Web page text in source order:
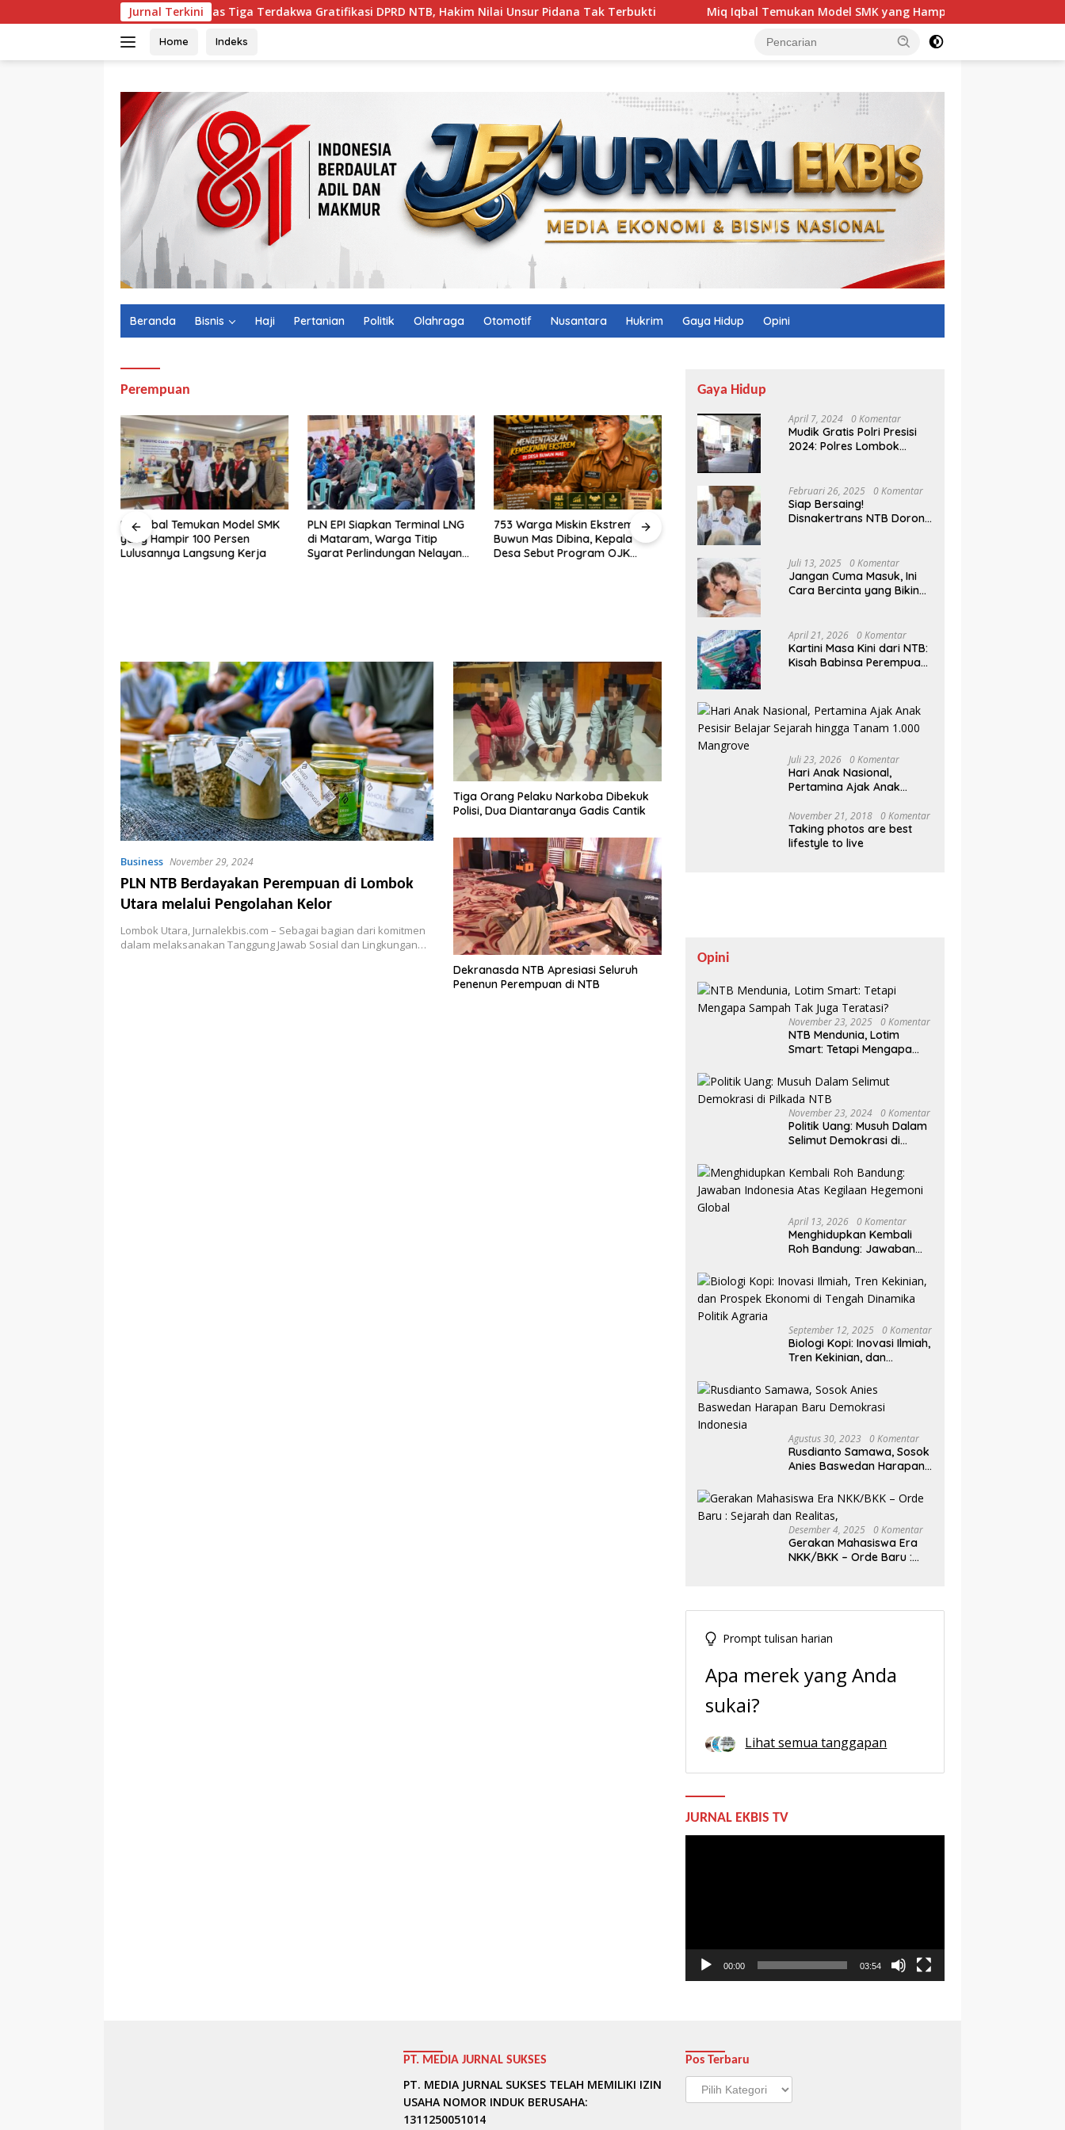
ke
Jurnal Terkini
Vonis Bebas Tiga Terdakwa Gratifikasi DPRD NTB, Hakim Nilai Unsur Pidana Tak Terbukti Miq Iqbal Temukan Model SMK yang Hampir 100 Persen Lulusannya Langsung
Home Indeks
Beranda Bisnis Haji Pertanian Politik Olahraga Otomotif Nusantara Hukrim Gaya Hidup Opini
Perempuan
Miq Iqbal Temukan Model SMK
yang Hampir 100 Persen
Lulusannya Langsung Kerja
PLN EPI Siapkan Terminal LNG
di Mataram, Warga Titip
Syarat Perlindungan Nelayan
753 Warga Miskin Ekstrem di
Buwun Mas Dibina, Kepala
Desa Sebut Program OJK
NTB Siapkan Dashboard
Eksekutif, Gubernur Bisa
Evi Apita Maya Kawal Program
Business November 29, 2024
PLN NTB Berdayakan Perempuan di Lombok
Utara melalui Pengolahan Kelor
Lombok Utara, Jurnalekbis.com – Sebagai bagian dari komitmen
dalam melaksanakan Tanggung Jawab Sosial dan Lingkungan…
Tiga Orang Pelaku Narkoba Dibekuk
Polisi, Dua Diantaranya Gadis Cantik
Dekranasda NTB Apresiasi Seluruh
Penenun Perempuan di NTB
Gaya Hidup
April 7, 2024 0 Komentar
Mudik Gratis Polri Presisi
2024: Polres Lombok
Februari 26, 2025 0 Komentar
Siap Bersaing!
Disnakertrans NTB Dorong
Juli 13, 2025 0 Komentar
Jangan Cuma Masuk, Ini
Cara Bercinta yang Bikin
April 21, 2026 0 Komentar
Kartini Masa Kini dari NTB:
Kisah Babinsa Perempuan
Juli 23, 2026 0 Komentar
Hari Anak Nasional,
Pertamina Ajak Anak
hingga Tanam 1.000
Mangrove
November 21, 2018 0 Komentar
Taking photos are best
lifestyle to live
Opini
November 23, 2025 0 Komentar
NTB Mendunia, Lotim
Smart: Tetapi Mengapa
Teratasi?
November 23, 2024 0 Komentar
Politik Uang: Musuh Dalam
Selimut Demokrasi di
April 13, 2026 0 Komentar
Menghidupkan Kembali
Roh Bandung: Jawaban
Hegemoni Global
September 12, 2025 0 Komentar
Biologi Kopi: Inovasi Ilmiah,
Tren Kekinian, dan
Tengah Dinamika Politik
Agraria
Agustus 30, 2023 0 Komentar
Rusdianto Samawa, Sosok
Anies Baswedan Harapan
Desember 4, 2025 0 Komentar
Gerakan Mahasiswa Era
NKK/BKK – Orde Baru :
Prompt tulisan harian
Apa merek yang Anda
sukai?
Lihat semua tanggapan
JURNAL EKBIS TV
00:00 03:54
PT. MEDIA JURNAL SUKSES
PT. MEDIA JURNAL SUKSES TELAH MEMILIKI IZIN
USAHA NOMOR INDUK BERUSAHA:
1311250051014
Pos Terbaru
Pos
Terbaru